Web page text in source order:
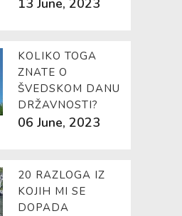
13 June, 2023
KOLIKO TOGA
ZNATE O
ŠVEDSKOM DANU
DRŽAVNOSTI?
06 June, 2023
20 RAZLOGA IZ
KOJIH MI SE
DOPADA